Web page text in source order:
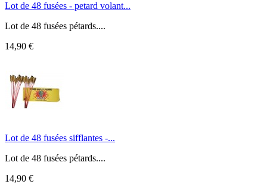
Lot de 48 fusées - petard volant...
Lot de 48 fusées pétards....
14,90 €
Lot de 48 fusées sifflantes -...
Lot de 48 fusées pétards....
14,90 €